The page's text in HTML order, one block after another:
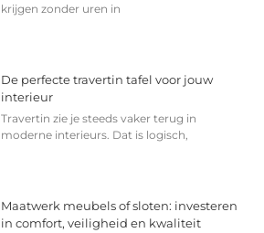
krijgen zonder uren in
De perfecte travertin tafel voor jouw
interieur
Travertin zie je steeds vaker terug in
moderne interieurs. Dat is logisch,
Maatwerk meubels of sloten: investeren
in comfort, veiligheid en kwaliteit